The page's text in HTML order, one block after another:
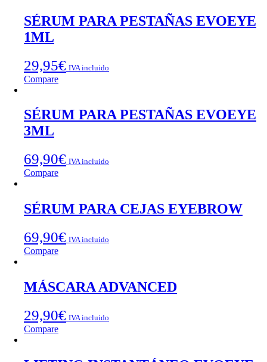
SÉRUM PARA PESTAÑAS EVOEYE
1ML
29,95€ IVA incluido
Compare
SÉRUM PARA PESTAÑAS EVOEYE
3ML
69,90€ IVA incluido
Compare
SÉRUM PARA CEJAS EYEBROW
69,90€ IVA incluido
Compare
MÁSCARA ADVANCED
29,90€ IVA incluido
Compare